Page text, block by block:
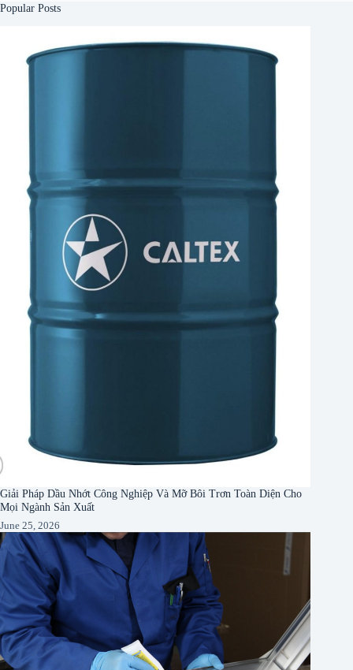
Popular Posts
Giải Pháp Dầu Nhớt Công Nghiệp Và Mỡ Bôi Trơn Toàn Diện Cho
Mọi Ngành Sản Xuất
June 25, 2026